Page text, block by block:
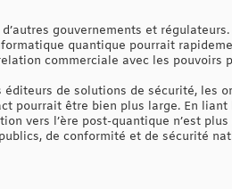
gouvernements et
quantique pourrait
commerciale avec les pouvoirs
de solutions de sécurité, les
pourrait être bien plus large. En
vers l’ère post-quantique n’est
de conformité et de sécurité